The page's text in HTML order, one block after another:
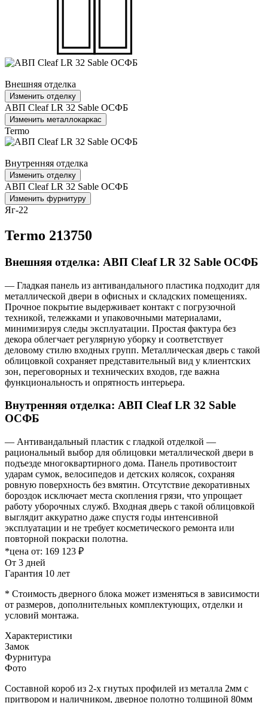
Внешняя отделка
Изменить отделку
АВП Cleaf LR 32 Sable ОСФБ
Изменить металлокаркас
Termo
Внутренняя отделка
Изменить отделку
АВП Cleaf LR 32 Sable ОСФБ
Изменить фурнитуру
Яг-22
Termo 213750
Внешняя отделка: АВП Cleaf LR 32 Sable ОСФБ
— Гладкая панель из антивандального пластика подходит для
металлической двери в офисных и складских помещениях.
Прочное покрытие выдерживает контакт с погрузочной
техникой, тележками и упаковочными материалами,
минимизируя следы эксплуатации. Простая фактура без
декора облегчает регулярную уборку и соответствует
деловому стилю входных групп. Металлическая дверь с такой
облицовкой сохраняет представительный вид у клиентских
зон, переговорных и технических входов, где важна
функциональность и опрятность интерьера.
Внутренняя отделка: АВП Cleaf LR 32 Sable
ОСФБ
— Антивандальный пластик с гладкой отделкой —
рациональный выбор для облицовки металлической двери в
подъезде многоквартирного дома. Панель противостоит
ударам сумок, велосипедов и детских колясок, сохраняя
ровную поверхность без вмятин. Отсутствие декоративных
бороздок исключает места скопления грязи, что упрощает
работу уборочных служб. Входная дверь с такой облицовкой
выглядит аккуратно даже спустя годы интенсивной
эксплуатации и не требует косметического ремонта или
повторной покраски полотна.
*цена от: 169 123 ₽
От 3 дней
Гарантия 10 лет
* Стоимость дверного блока может изменяться в зависимости
от размеров, дополнительных комплектующих, отделки и
условий монтажа.
Характеристики
Замок
Фурнитура
Фото
Составной короб из 2-х гнутых профилей из металла 2мм с
притвором и наличником, дверное полотно толщиной 80мм